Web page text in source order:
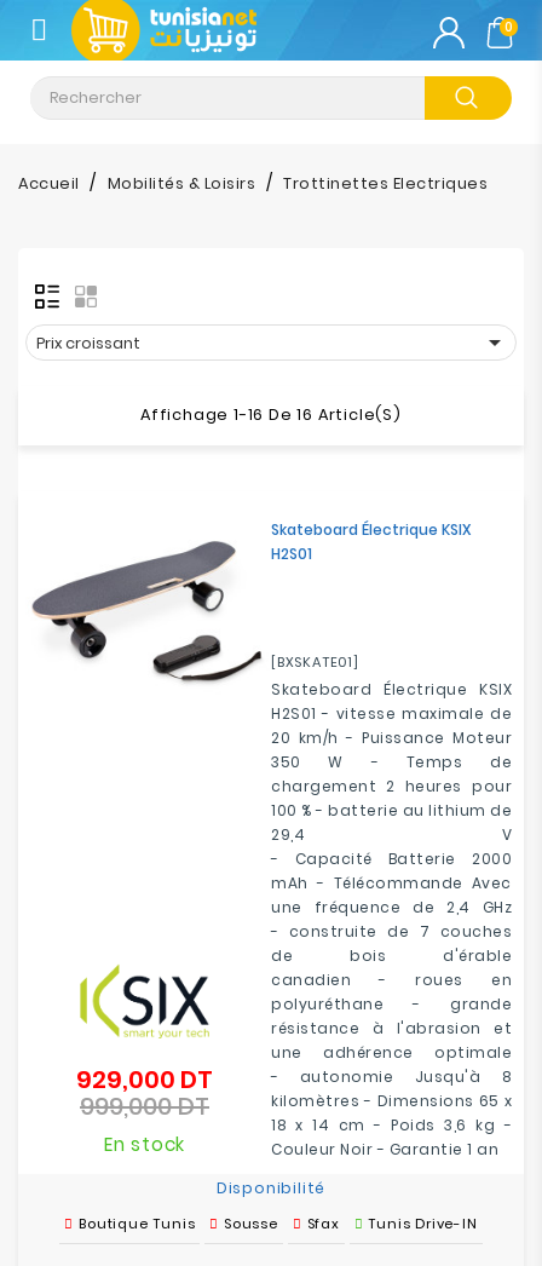
CATÉGORIE
Climatisation
Informatique
Tablette
Impression
Electroménager
Bureautique
0
Accueil Mobilités & Loisirs Trottinettes Electriques
Prix croissant 
Affichage 1-16 De 16 Article(s)
Skateboard Électrique KSIX
H2S01
[BXSKATE01]
Skateboard Électrique KSIX
H2S01 - vitesse maximale de
20 km/h - Puissance Moteur
350 W - Temps de
chargement 2 heures pour
100 % - batterie au lithium de
29,4 V
- Capacité Batterie 2000
mAh - Télécommande Avec
une fréquence de 2,4 GHz
- construite de 7 couches
de bois d'érable
canadien - roues en
polyuréthane - grande
résistance à l'abrasion et
une adhérence optimale
- autonomie Jusqu'à 8
kilomètres - Dimensions 65 x
18 x 14 cm - Poids 3,6 kg -
Couleur Noir - Garantie 1 an
929,000 DT
999,000 DTPrix
En stock
Disponibilité
Boutique Tunis Sousse Sfax Tunis Drive-IN